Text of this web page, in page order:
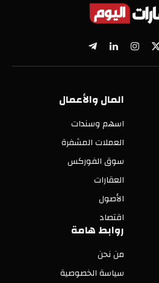
X
(Twitter)
الانستغراملينكدإنتيلقرام
المال والأعمال
اسهم وسندات
العملات المشفرة
سوق الفوركس
العقارات
الأصول
اقتصاد
روابط هامة
من نحن
سياسة الخصوصية